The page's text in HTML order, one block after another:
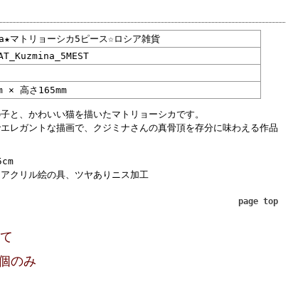
マトリョーシカ5ピース☆ロシア雑貨
× 高さ165mm
と、かわいい猫を描いたマトリョーシカです。
レガントな描画で、クジミナさんの真骨頂を存分に味わえる作品
クリル絵の具、ツヤありニス加工
page top
のみ